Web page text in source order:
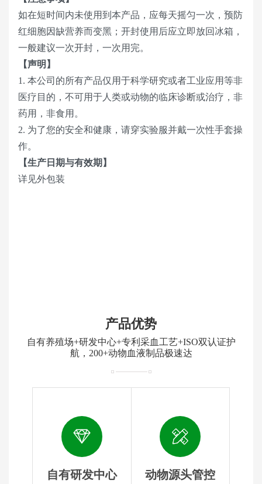
如在短时间内未使用到本产品，应每天摇匀一次，预防
红细胞因缺营养而变黑；开封使用后应立即放回冰箱，
一般建议一次开封，一次用完。
【声明】
1. 本公司的所有产品仅用于科学研究或者工业应用等非
医疗目的，不可用于人类或动物的临床诊断或治疗，非
药用，非食用。
2. 为了您的安全和健康，请穿实验服并戴一次性手套操
作。
【生产日期与有效期】
详见外包装
产品优势
自有养殖场+研发中心+专利采血工艺+ISO双认证护
航，200+动物血液制品极速达
自有研发中心 动物源头管控